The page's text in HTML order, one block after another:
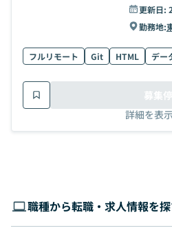
更新日:
勤務地:
フルリモート Git HTML デー
詳細を表
募集
職種から転職・求人情報を